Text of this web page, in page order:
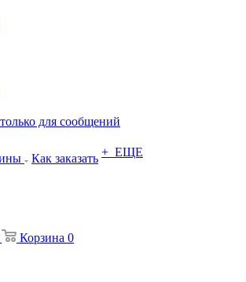
только для сообщений
Как заказать + ЕЩЕ
Корзина 0